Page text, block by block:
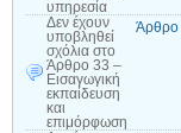
υπηρεσία
Δεν έχουν
υποβληθεί
σχόλια στο
Άρθρο 33 –
Εισαγωγική
εκπαίδευση
και
επιμόρφωση
Άρθρο